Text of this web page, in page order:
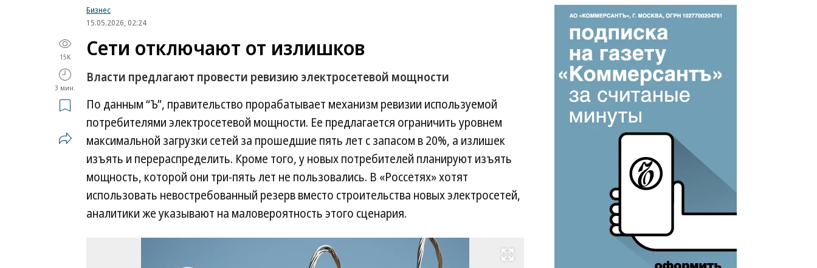
Бизнес
15.05.2026, 02:24
15K
3 мин.
Сети отключают от излишков
Власти предлагают провести ревизию электросетевой мощности
По данным “Ъ”, правительство прорабатывает механизм ревизии используемой
потребителями электросетевой мощности. Ее предлагается ограничить уровнем
максимальной загрузки сетей за прошедшие пять лет с запасом в 20%, а излишек
изъять и перераспределить. Кроме того, у новых потребителей планируют изъять
мощность, которой они три-пять лет не пользовались. В «Россетях» хотят
использовать невостребованный резерв вместо строительства новых электросетей,
аналитики же указывают на маловероятность этого сценария.
Развернуть на весь экран